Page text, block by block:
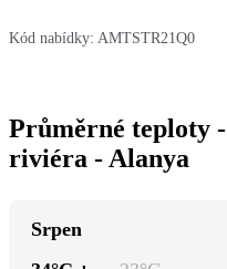
Kód nabídky: AMTSTR21Q0
Průměrné teploty
riviéra - Alanya
Srpen